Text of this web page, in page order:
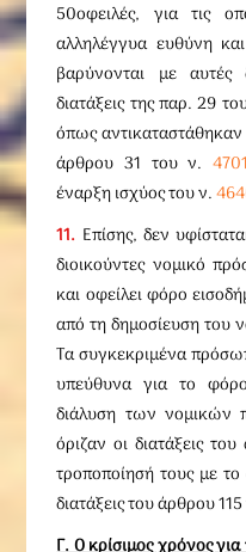
50οφειλές, για τις
αλληλέγγυα ευθύνη
βαρύνονται με
διατάξεις της παρ. 29
όπως αντικαταστάθηκαν
άρθρου 31 του ν.
έναρξη ισχύος του ν.
11. Επίσης, δεν
διοικούντες νομικό
και οφείλει φόρο
από τη δημοσίευση του
Τα συγκεκριμένα
υπεύθυνα για το
διάλυση των
όριζαν οι διατάξεις
τροποποίησή τους με
διατάξεις του άρθρου